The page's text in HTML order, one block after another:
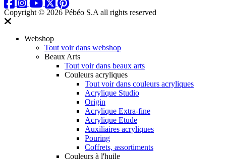
Copyright © 2026 Pébéo S.A all rights reserved
Webshop
Tout voir dans webshop
Beaux Arts
Tout voir dans beaux arts
Couleurs acryliques
Tout voir dans couleurs acryliques
Acrylique Studio
Origin
Acrylique Extra-fine
Acrylique Etude
Auxiliaires acryliques
Pouring
Coffrets, assortiments
Couleurs à l'huile